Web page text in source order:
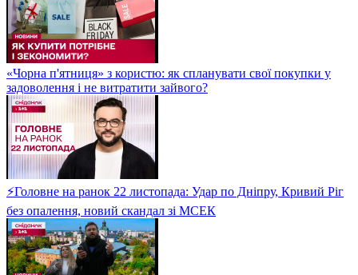
«Чорна п'ятниця» з користю: як спланувати свої покупки у
задоволення і не витратити зайвого?
⚡Головне на ранок 22 листопада: Удар по Дніпру, Кривий Ріг
без опалення, новий скандал зі МСЕК